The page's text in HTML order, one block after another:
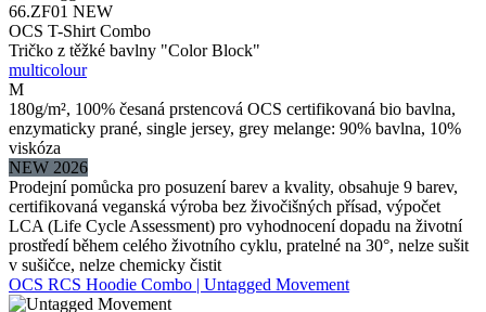
66.ZF01 NEW
OCS T-Shirt Combo
Tričko z těžké bavlny "Color Block"
multicolour
M
180g/m², 100% česaná prstencová OCS certifikovaná bio bavlna,
enzymaticky prané, single jersey, grey melange: 90% bavlna, 10%
viskóza
NEW 2026
Prodejní pomůcka pro posuzení barev a kvality, obsahuje 9 barev,
certifikovaná veganská výroba bez živočišných přísad, výpočet
LCA (Life Cycle Assessment) pro vyhodnocení dopadu na životní
prostředí během celého životního cyklu, pratelné na 30°, nelze sušit
v sušičce, nelze chemicky čistit
OCS RCS Hoodie Combo | Untagged Movement